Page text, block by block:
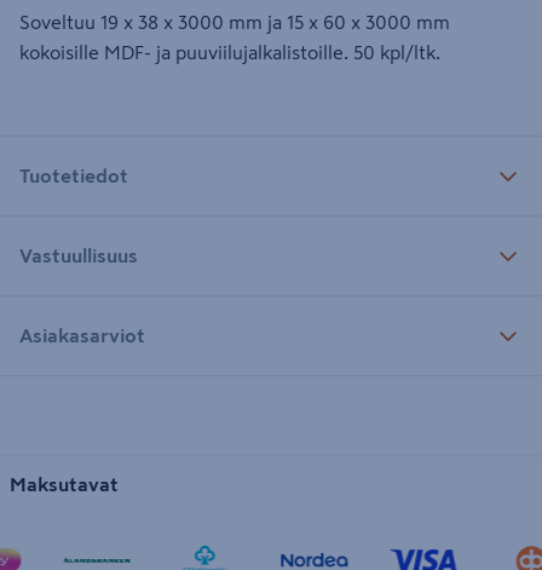
Soveltuu 19 x 38 x 3000 mm ja 15 x 60 x 3000 mm
kokoisille MDF- ja puuviilujalkalistoille. 50 kpl/ltk.
Tuotetiedot
Vastuullisuus
Asiakasarviot
Maksutavat